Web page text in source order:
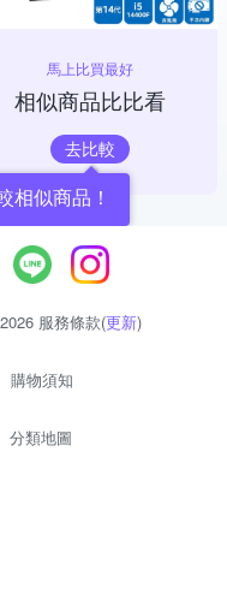
馬上比買最好
相似商品比比看
去比較
相似商品！
服務條款(更新)
購物須知
分類地圖